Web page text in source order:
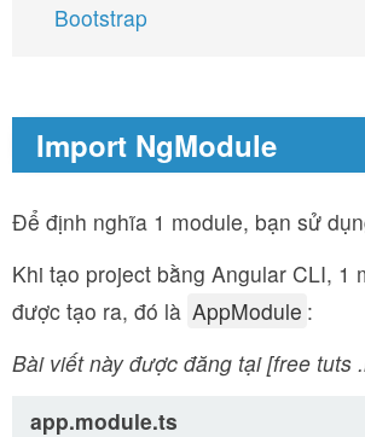
Bootstrap
Import NgModule
Để định nghĩa 1 module, bạn sử
Khi tạo project bằng Angular CLI, 1
được tạo ra, đó là AppModule :
Bài viết này được đăng tại [free tuts
app.module.ts